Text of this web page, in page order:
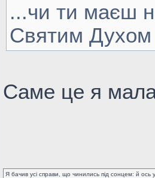
...чи ти маєш
Святим Духом
Cаме це я
Я бачив усі справи, що чинились під сонцем: й ось